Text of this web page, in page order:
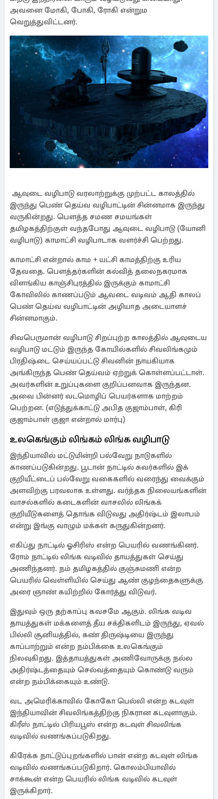
அவனை மோகி, போகி, ரோகி என்றும
வெறுத்துவிட்டனர்.
ஆவுடை வழிபாடு வரலாற்றுக்கு முற்பட்ட காலத்தில்
இருந்து பெண் தெய்வ வழிபாட்டின் சின்னமாக இருந்து
வருகின்றது. பௌத்த சமண சமயங்கள்
தமிழகத்திற்குள் வந்தபோது ஆவுடை வழிபாடு (யோனி
வழிபாடு) காமாட்சி வழிபாடாக வளர்ச்சி பெற்றது.
காமாட்சி என்றால் காம + யட்சி காமத்திற்கு உரிய
தேவதை. பௌத்தர்களின் கல்வித் தலைநகரமாக
விளங்கிய காஞ்சிபுரத்தில் இருக்கும் காமாட்சி
கோவிலில் காணப்படும் ஆவடை வடிவம் ஆதி காலப்
பெண் தெய்வ வழிபாட்டின் அழியாத அடையாளச்
சின்னமாகும்.
சிவபெருமான் வழிபாடு சிறப்புற்ற காலத்தில் ஆவுடைய
வழிபாடு மட்டும் இருந்த கோயில்களில் சிவலிங்கமும்
பிரதிஷ்டை செய்யப்பட்டு சிவனின் நாயகியாக
அங்கிருந்த பெண் தெய்வம் ஏற்றுக் கொள்ளப்பட்டாள்.
அவர்களின் உறுப்புகளை குறிப்பனவாக இருந்தன.
அவை பின்னர் வடமொழிப் பெயர்களாக மாற்றம்
பெற்றன. (எடுத்துக்காட்டு அபித குஜாம்பாள், கிரி
குஜாம்பாள் குஜா என்றால் மார்பு)
உலகெங்கும் லிங்கம் லிங்க வழிபாடு
இந்தியாவில் மட்டுமின்றி பல்வேறு நாடுகளில்
காணப்படுகின்றது. பூடான் நாட்டில் சுவர்களில் இக்
குறியீட்டைப் பல்வேறு வகைகளில் வரைந்து வைக்கும்
அளவிற்கு பரவலாக உள்ளது. வர்த்தக நிலையங்களின்
வாசல்களில் கடைகளின் வாசலில் லிங்கக்
குறியீடுகளைத் தொங்க விடுவது அதிர்ஷ்டம் இலாபம்
என்று இங்கு வாழும் மக்கள் கருதுகின்றனர்.
எகிப்து நாட்டில் ஓசிரிஸ் என்ற பெயரில் வணங்கினர்.
ரோம் நாட்டில் லிங்க வடிவில் தாயத்துகள் செய்து
அணிந்தனர். நம் தமிழகத்தில் குஞ்சுமணி என்ற
பெயரில் வெள்ளியில் செய்து ஆண் குழந்தைகளுக்கு
அரை ஞாண் கயிற்றில் கோர்த்து விடுவர்.
இதுவும் ஒரு தற்காப்பு கவசமே ஆகும். லிங்க வடிவ
தாயத்துகள் மக்களைத் தீய சக்திகளிடம் இருந்து, ஏவல்
பில்லி சூனியத்தில், கண் திருஷ்டியை இருந்து
காப்பாற்றும் என்ற நம்பிக்கை உலகெங்கும்
நிலவுகிறது. இத்தாயத்துகள் அணிவோருக்கு நல்ல
அதிர்ஷ்டத்தையும் செல்வத்தையும் கொண்டு வரும்
என்ற நம்பிக்கையும் உண்டு.
வட அமெரிக்காவில் கோகோ பெல்லி என்ற கடவுள்
இந்தியாவின் சிவலிங்கத்திற்கு நிகரான கடவுளாகும்.
கிரீஸ் நாட்டில் பிரியபூஸ் என்ற கடவுள் சிவலிங்க
வடிவில் வணங்கப்படுகிறது.
கிரேக்க நாட்டுப்புறங்களில் பான் என்ற கடவுள் லிங்க
வடிவில் வணங்கப்படுகிறார். கொலம்பியாவில்
சாக்கூன் என்ற பெயரில் லிங்க வடிவில் கடவுள்
இருக்கிறார்.